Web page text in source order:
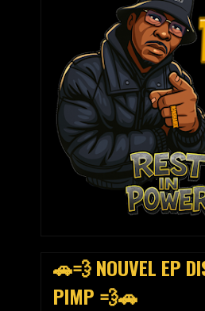
🚗💨 NOUVEL EP
PIMP 💨🚗